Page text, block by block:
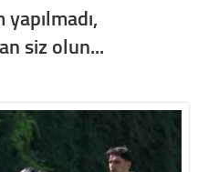
siz olun...